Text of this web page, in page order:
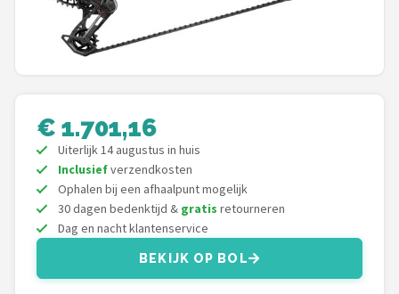
Elektrische fietsen
Mountainbikes
Shop
POPULAIRE MERKEN
Basil
Volare
ABUS
€ 1.701,16
Uiterlijk 14 augustus in huis
Inclusiefverzendkosten
Ophalen bij een afhaalpunt mogelijk
30 dagen bedenktijd & gratis retourneren
Dag en nacht klantenservice
BEKIJK OP BOL